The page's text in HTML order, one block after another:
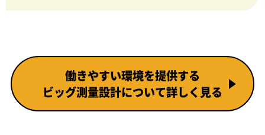
働きやすい環境を提供する
ビッグ測量設計について詳しく見る